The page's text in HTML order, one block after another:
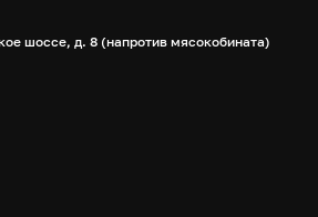
шоссе, д. 8 (напротив мясокобината)